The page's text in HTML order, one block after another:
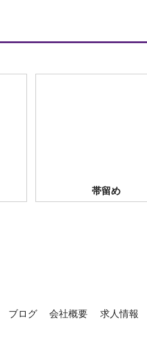
帯留め
ブログ 会社概要 求人情報